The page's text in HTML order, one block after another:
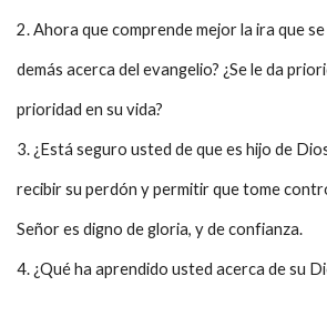
2. Ahora que comprende mejor la ira que
demás acerca del evangelio? ¿Se le da
prioridad en su vida?
3. ¿Está seguro usted de que es hijo de
recibir su perdón y permitir que tome
Señor es digno de gloria, y de confianza.
4. ¿Qué ha aprendido usted acerca de su